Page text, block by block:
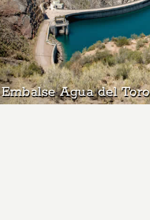
Embalse Agua del Toro